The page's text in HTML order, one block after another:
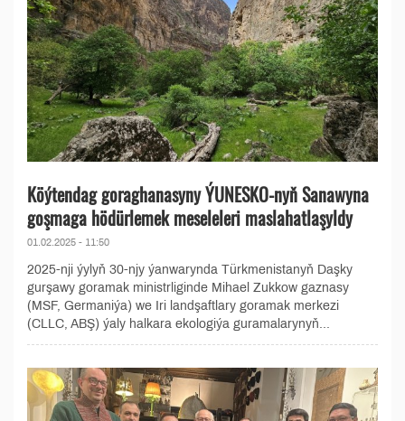
Köýtendag goraghanasyny ÝUNESKO-nyň Sanawyna
goşmaga hödürlemek meseleleri maslahatlaşyldy
01.02.2025 - 11:50
2025-nji ýylyň 30-njy ýanwarynda Türkmenistanyň Daşky
gurşawy goramak ministrliginde Mihael Zukkow gaznasy
(MSF, Germaniýa) we Iri landşaftlary goramak merkezi
(CLLC, ABŞ) ýaly halkara ekologiýa guramalarynyň...